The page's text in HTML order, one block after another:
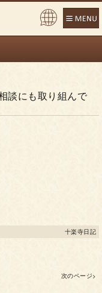
談にも取り組んで
十楽寺日記
次のページ>